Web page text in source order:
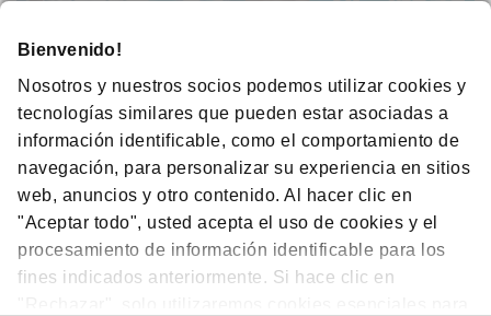
Bienvenido!
Nosotros y nuestros socios podemos utilizar cookies y
tecnologías similares que pueden estar asociadas a
información identificable, como el comportamiento de
navegación, para personalizar su experiencia en sitios
web, anuncios y otro contenido. Al hacer clic en
"Aceptar todo", usted acepta el uso de cookies y el
procesamiento de información identificable para los
fines indicados anteriormente. Si hace clic en
Acceso Equitativo a la Atención de Cáncer, un
Compromiso de Amgen
Amgen tiene un compromiso con el acceso equitativo a la atención
integral de cáncer en Colombia, especialmente para los pacientes
del régimen subsidiado, por eso contamos con la iniciativa IMPACTS
que consiste en contribuir para que cada vez más pacientes puedan
beneficiarse con medicamentos de última generación en todo el
país.